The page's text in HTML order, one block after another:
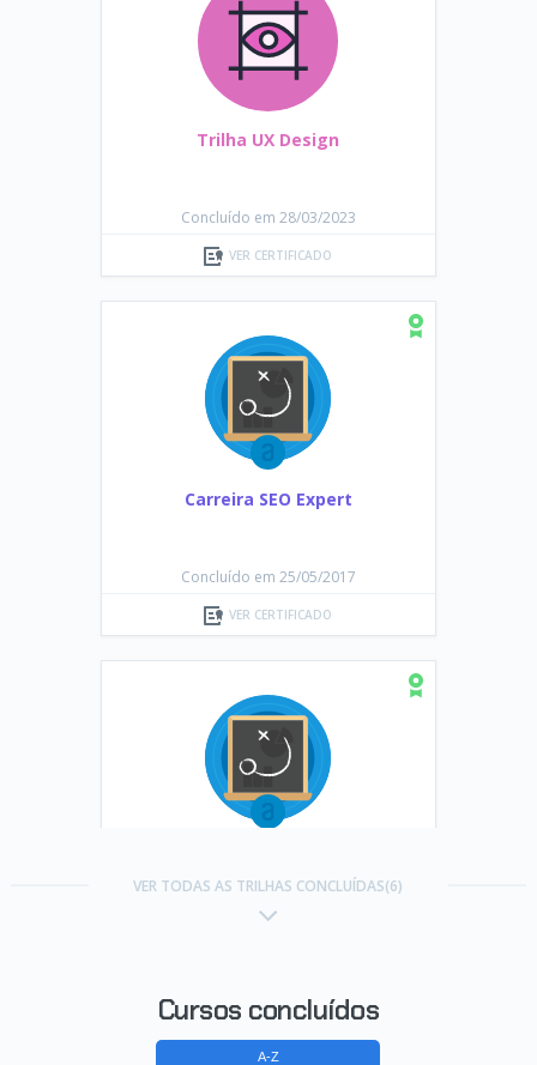
Trilha UX Design
Concluído em 28/03/2023
VER CERTIFICADO
Carreira SEO Expert
Concluído em 25/05/2017
VER CERTIFICADO
VER TODAS AS TRILHAS CONCLUÍDAS(6)
Cursos concluídos
A-Z